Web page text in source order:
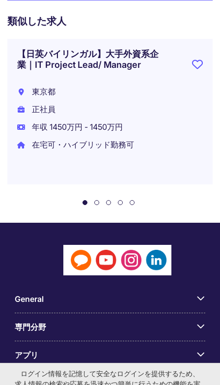
類似した求人
【日英バイリンガル】大手外資系企
業｜IT Project Lead/ Manager
東京都
正社員
年収 1450万円 - 1450万円
在宅可・ハイブリッド勤務可
General
専門分野
アプリ
Employer Centre
ログイン情報を記憶して安全なログインを提供するため、